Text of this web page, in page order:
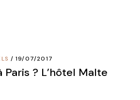
19/07/2017
Paris ? L’hôtel Malte